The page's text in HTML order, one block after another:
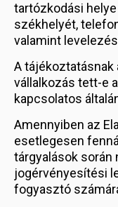
tartózkodási
székhelyét,
valamint
A tájékoztatásnak
vállalkozás tett-e
kapcsolatos
Amennyiben az
esetlegesen
tárgyalások során
jogérvényesítési
fogyasztó